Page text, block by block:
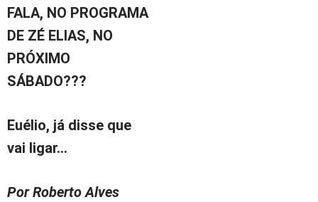
FALA, NO PROGRAMA
DE ZÉ ELIAS, NO
PRÓXIMO
SÁBADO???
Euélio, já disse que
vai ligar…
Por Roberto Alves